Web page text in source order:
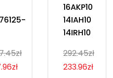
16AKP10
14IAH10
14IRH10
292.45zł
233.96zł